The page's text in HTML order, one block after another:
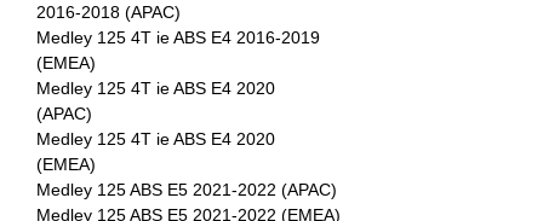
2016-2018 (APAC)
Medley 125 4T ie ABS E4 2016-2019
(EMEA)
Medley 125 4T ie ABS E4 2020
(APAC)
Medley 125 4T ie ABS E4 2020
(EMEA)
Medley 125 ABS E5 2021-2022 (APAC)
Medley 125 ABS E5 2021-2022 (EMEA)